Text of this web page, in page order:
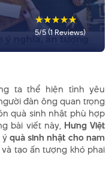
☆
☆
☆
☆
☆
5/5 (1 Reviews)
ta thể hiện tình yêu
đàn ông quan trọng
quà sinh nhật phù hợp
bài viết này, Hưng Việt
ýquà sinh nhật cho nam
tạo ấn tượng khó phai